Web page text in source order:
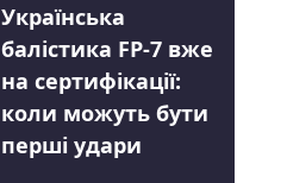
Українська
балістика FP-7 вже
на сертифікації:
коли можуть бути
перші удари